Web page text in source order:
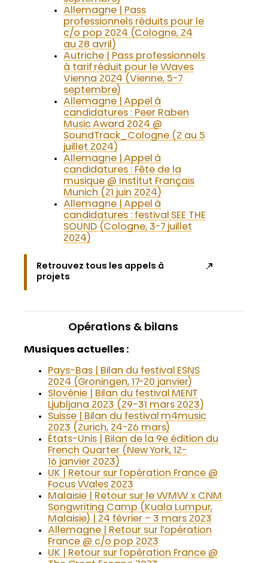
Allemagne | Pass
professionnels réduits pour le
c/o pop 2024 (Cologne, 24
au 28 avril)
Autriche | Pass professionnels
à tarif réduit pour le Waves
Vienna 2024 (Vienne, 5-7
septembre)
Allemagne | Appel à
candidatures : Peer Raben
Music Award 2024 @
SoundTrack_Cologne (2 au 5
juillet 2024)
Allemagne | Appel à
candidatures : Fête de la
musique @ Institut Français
Munich (21 juin 2024)
Allemagne | Appel à
candidatures : festival SEE THE
SOUND (Cologne, 3-7 juillet
2024)
Retrouvez tous les appels à
projets
Opérations & bilans
Musiques actuelles :
Pays-Bas | Bilan du festival ESNS
2024 (Groningen, 17-20 janvier)
Slovénie | Bilan du festival MENT
Ljubljana 2023 (29-31 mars 2023)
Suisse | Bilan du festival m4music
2023 (Zurich, 24-26 mars)
États-Unis | Bilan de la 9e édition du
French Quarter (New York, 12-
16 janvier 2023)
UK | Retour sur l’opération France @
Focus Wales 2023
Malaisie | Retour sur le WMW x CNM
Songwriting Camp (Kuala Lumpur,
Malaisie) | 24 février – 3 mars 2023
Allemagne | Retour sur l’opération
France @ c/o pop 2023
UK | Retour sur l’opération France @